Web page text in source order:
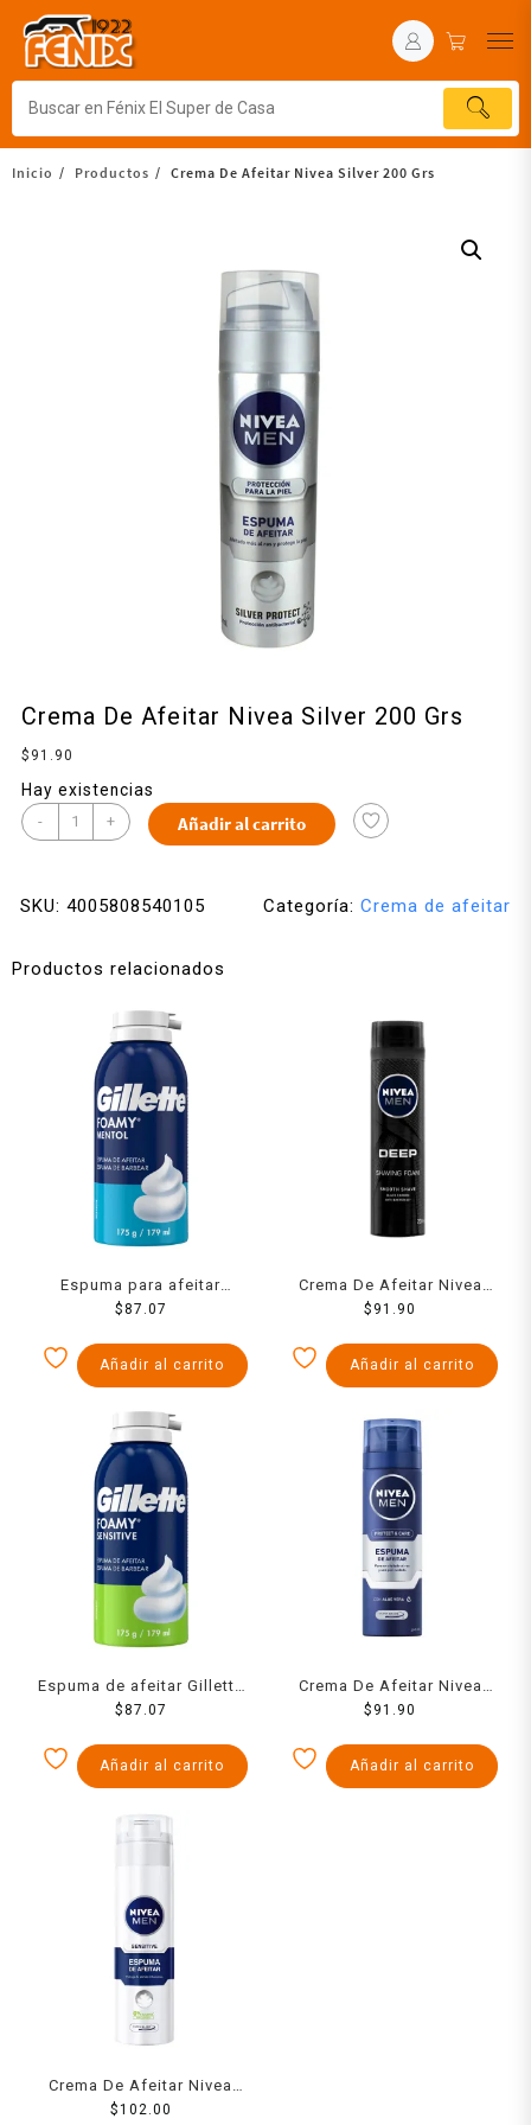
Inicio Productos Crema De Afeitar Nivea Silver 200 Grs
Crema De Afeitar Nivea Silver 200 Grs
$ 91.90
Hay existencias
- + Añadir al carrito
SKU: 4005808540105 Categoría: Crema de afeitar
Productos relacionados
Espuma para afeitar
Gillette Foamy mentol 179
$ 87.07
Añadir al carrito
Crema De Afeitar Nivea
Deep 200 Grs
$ 91.90
Añadir al carrito
Espuma de afeitar Gillette
Foamy sensitive 179 ml
$ 87.07
Añadir al carrito
Crema De Afeitar Nivea
Hidratante 200 Grs
$ 91.90
Añadir al carrito
Crema De Afeitar Nivea
Sensitive 200 Grs
$102.00